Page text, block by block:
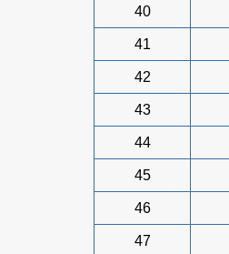
40
41
42
43
44
45
46
47